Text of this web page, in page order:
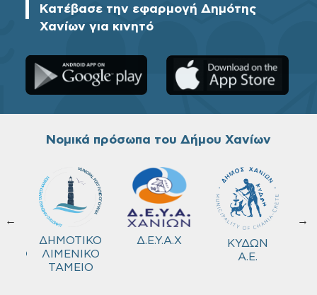
Κατέβασε την εφαρμογή Δημότης
Χανίων για κινητό
Νομικά πρόσωπα του Δήμου Χανίων
←
ΔΗΜΟΤΙΚΟ
ΛΙΜΕΝΙΚΟ
ΤΑΜΕΙΟ
Δ.Ε.Υ.Α.Χ
ΚΥΔΩΝ
Α.Ε.
→